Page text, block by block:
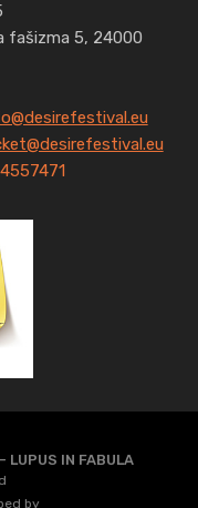
fašizma 5, 24000
LUPUS IN FABULA
by